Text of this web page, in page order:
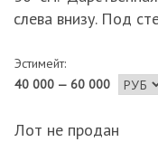
слева внизу. Под
Эстимейт:
40 000 — 60 000
Лот не продан